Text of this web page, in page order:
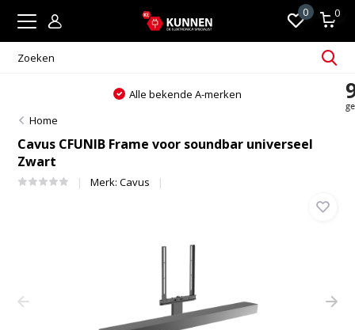
0 0
Alle bekende A-merken
Home
Cavus CFUNIB Frame voor soundbar universeel
Zwart
Merk:Cavus